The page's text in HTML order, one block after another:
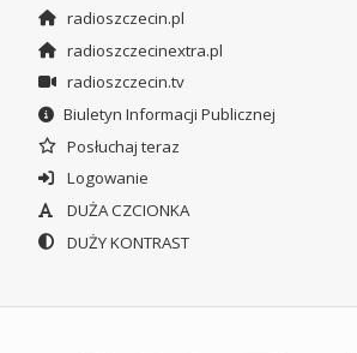
radioszczecin.pl
radioszczecinextra.pl
radioszczecin.tv
Biuletyn Informacji Publicznej
Posłuchaj teraz
Logowanie
DUŻA CZCIONKA
DUŻY KONTRAST